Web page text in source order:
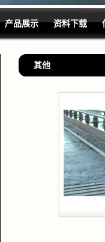
产品展示 资料下载
其他